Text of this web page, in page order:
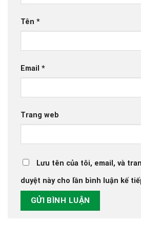
Tên *
Email *
Trang web
Lưu tên của tôi, email, và
duyệt này cho lần bình luận kế